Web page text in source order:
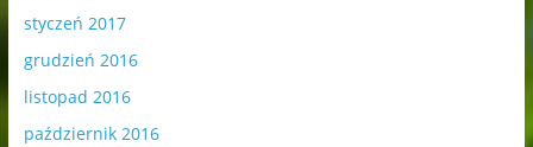
styczeń 2017
grudzień 2016
listopad 2016
październik 2016